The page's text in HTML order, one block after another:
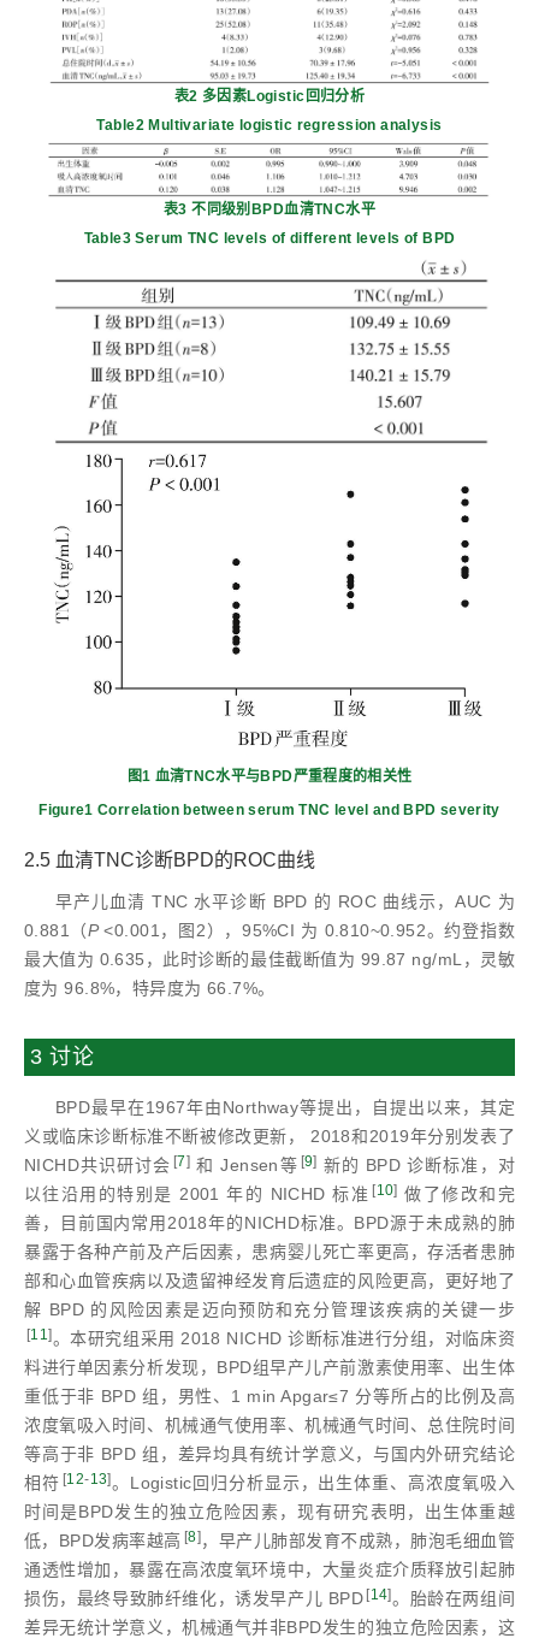
表2 多因素Logistic回归分析
Table2 Multivariate logistic regression analysis
表3 不同级别BPD血清TNC水平
Table3 Serum TNC levels of different levels of BPD
图1 血清TNC水平与BPD严重程度的相关性
Figure1 Correlation between serum TNC level and BPD severity
2.5 血清TNC诊断BPD的ROC曲线
早产儿血清 TNC 水平诊断 BPD 的 ROC 曲线示，AUC 为
0.881（P<0.001，图2），95%CI 为 0.810~0.952。约登指数
最大值为 0.635，此时诊断的最佳截断值为 99.87 ng/mL，灵敏
度为 96.8%，特异度为 66.7%。
3 讨论
BPD最早在1967年由Northway等提出，自提出以来，其定
义或临床诊断标准不断被修改更新， 2018和2019年分别发表了
NICHD共识研讨会 [7] 和 Jensen等 [9] 新的 BPD 诊断标准，对
以往沿用的特别是 2001 年的 NICHD 标准 [10] 做了修改和完
善，目前国内常用2018年的NICHD标准。BPD源于未成熟的肺
暴露于各种产前及产后因素，患病婴儿死亡率更高，存活者患肺
部和心血管疾病以及遗留神经发育后遗症的风险更高，更好地了
解 BPD 的风险因素是迈向预防和充分管理该疾病的关键一步
[11]。本研究组采用 2018 NICHD 诊断标准进行分组，对临床资
料进行单因素分析发现，BPD组早产儿产前激素使用率、出生体
重低于非 BPD 组，男性、1 min Apgar≤7 分等所占的比例及高
浓度氧吸入时间、机械通气使用率、机械通气时间、总住院时间
等高于非 BPD 组，差异均具有统计学意义，与国内外研究结论
相符 [12-13]。Logistic回归分析显示，出生体重、高浓度氧吸入
时间是BPD发生的独立危险因素，现有研究表明，出生体重越
低，BPD发病率越高 [8]，早产儿肺部发育不成熟，肺泡毛细血管
通透性增加，暴露在高浓度氧环境中，大量炎症介质释放引起肺
损伤，最终导致肺纤维化，诱发早产儿 BPD [14]。胎龄在两组间
差异无统计学意义，机械通气并非BPD发生的独立危险因素，这